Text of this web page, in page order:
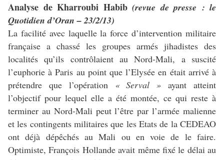
Analyse de Kharroubi Habib (revue de presse : le
Quotidien d’Oran – 23/2/13)
La facilité avec laquelle la force d’intervention militaire
française a chassé les groupes armés jihadistes des
localités qu’ils contrôlaient au Nord-Mali, a suscité
l’euphorie à Paris au point que l’Elysée en était arrivé à
prétendre que l’opération
« Serval » ayant atteint
l’objectif pour lequel elle a été montée, ce qui reste à
terminer au Nord-Mali peut l’être par l’armée malienne
et les contingents militaires que les Etats de la CEDEAO
ont déjà dépêchés au Mali ou en voie de le faire.
Optimiste, François Hollande avait même fixé le délai au